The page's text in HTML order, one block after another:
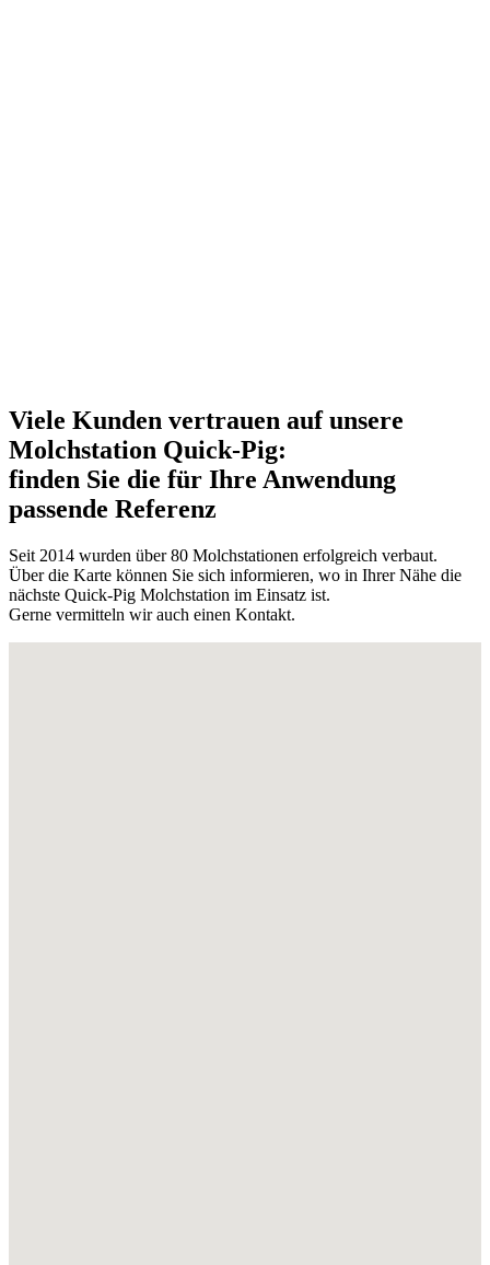
Viele Kunden vertrauen auf unsere
Molch­station Quick-Pig:
finden Sie die für Ihre Anwendung
passende Referenz
Seit 2014 wurden über 80 Molch­sta­tionen erfolg­reich verbaut.
Über die Karte können Sie sich infor­mieren, wo in Ihrer Nähe die
nächste Quick-Pig Molch­station im Einsatz ist.
Gerne vermitteln wir auch einen Kontakt.